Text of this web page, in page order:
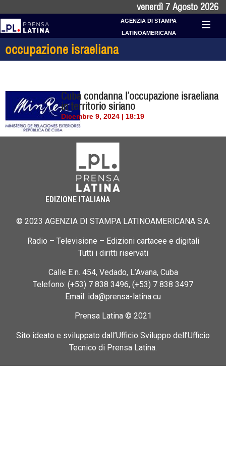
venerdì 7 Agosto 2026
AGENZIA DI STAMPA
LATINOAMERICANA
occupazione israeliana
Cuba condanna l’occupazione israeliana
in territorio siriano
Dicembre 9, 2024 | 18:19
EDIZIONE ITALIANA
© 2023 AGENZIA DI STAMPA LATINOAMERICANA S.A.
Radio – Televisione – Edizioni cartacee e digitali
Tutti i diritti riservati
Calle E n. 454, Vedado, L’Avana, Cuba
Telefono: (+53) 7 838 3496, (+53) 7 838 3497
Email: ida@prensa-latina.cu
Prensa Latina © 2021
Sito ideato e sviluppato dall’Ufficio Sviluppo dell’Ufficio
Tecnico di Prensa Latina.